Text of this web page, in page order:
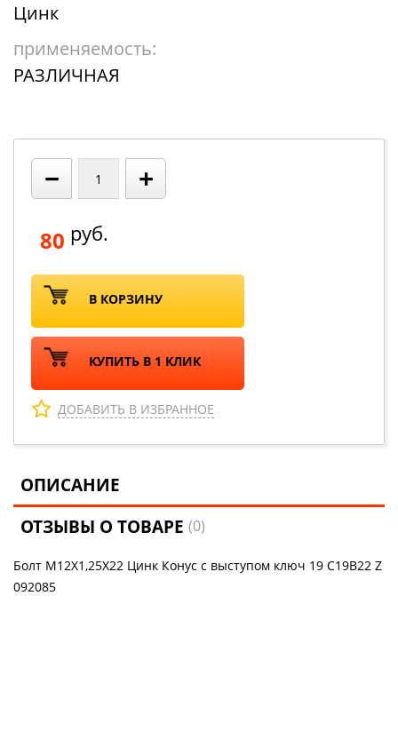
Цинк
применяемость:
РАЗЛИЧНАЯ
− +
80 руб.
В КОРЗИНУ
КУПИТЬ В 1 КЛИК
ДОБАВИТЬ В ИЗБРАННОЕ
ОПИСАНИЕ
ОТЗЫВЫ О ТОВАРЕ(0)
Болт M12X1,25X22 Цинк Конус с выступом ключ 19 C19B22 Z
092085